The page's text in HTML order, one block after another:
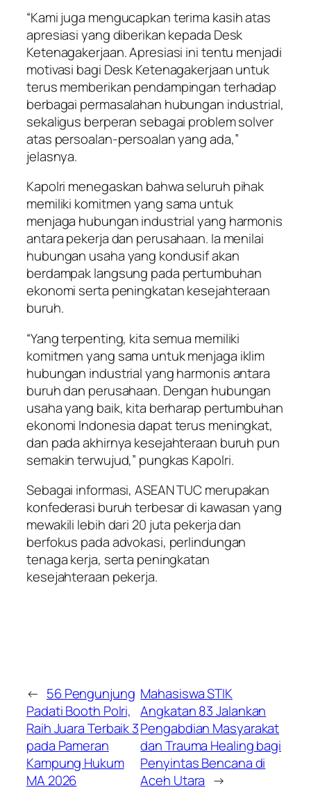
“Kami juga mengucapkan terima kasih atas
apresiasi yang diberikan kepada Desk
Ketenagakerjaan. Apresiasi ini tentu menjadi
motivasi bagi Desk Ketenagakerjaan untuk
terus memberikan pendampingan terhadap
berbagai permasalahan hubungan industrial,
sekaligus berperan sebagai problem solver
atas persoalan-persoalan yang ada,”
jelasnya.
Kapolri menegaskan bahwa seluruh pihak
memiliki komitmen yang sama untuk
menjaga hubungan industrial yang harmonis
antara pekerja dan perusahaan. Ia menilai
hubungan usaha yang kondusif akan
berdampak langsung pada pertumbuhan
ekonomi serta peningkatan kesejahteraan
buruh.
“Yang terpenting, kita semua memiliki
komitmen yang sama untuk menjaga iklim
hubungan industrial yang harmonis antara
buruh dan perusahaan. Dengan hubungan
usaha yang baik, kita berharap pertumbuhan
ekonomi Indonesia dapat terus meningkat,
dan pada akhirnya kesejahteraan buruh pun
semakin terwujud,” pungkas Kapolri.
Sebagai informasi, ASEAN TUC merupakan
konfederasi buruh terbesar di kawasan yang
mewakili lebih dari 20 juta pekerja dan
berfokus pada advokasi, perlindungan
tenaga kerja, serta peningkatan
kesejahteraan pekerja.
← 56 Pengunjung
Padati Booth Polri,
Raih Juara Terbaik 3
pada Pameran
Kampung Hukum
MA 2026
Mahasiswa STIK
Angkatan 83 Jalankan
Pengabdian Masyarakat
dan Trauma Healing bagi
Penyintas Bencana di
Aceh Utara →